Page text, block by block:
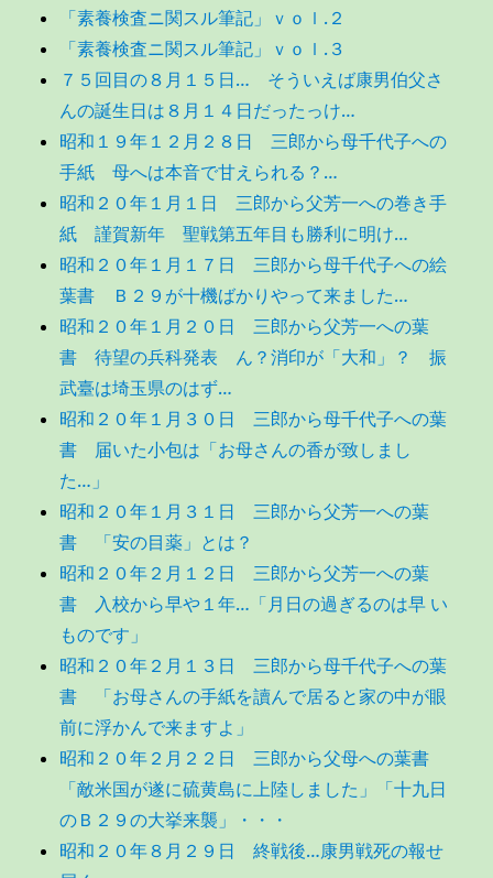
「素養検査ニ関スル筆記」ｖｏｌ.２
「素養検査ニ関スル筆記」ｖｏｌ.３
７５回目の８月１５日… そういえば康男伯父さ
んの誕生日は８月１４日だったっけ…
昭和１９年１２月２８日 三郎から母千代子への
手紙 母へは本音で甘えられる？…
昭和２０年１月１日 三郎から父芳一への巻き手
紙 謹賀新年 聖戦第五年目も勝利に明け…
昭和２０年１月１７日 三郎から母千代子への絵
葉書 Ｂ２９が十機ばかりやって来ました…
昭和２０年１月２０日 三郎から父芳一への葉
書 待望の兵科発表 ん？消印が「大和」？ 振
武臺は埼玉県のはず…
昭和２０年１月３０日 三郎から母千代子への葉
書 届いた小包は「お母さんの香が致しまし
た…」
昭和２０年１月３１日 三郎から父芳一への葉
書 「安の目薬」とは？
昭和２０年２月１２日 三郎から父芳一への葉
書 入校から早や１年…「月日の過ぎるのは早 い
ものです」
昭和２０年２月１３日 三郎から母千代子への葉
書 「お母さんの手紙を讀んで居ると家の中が眼
前に浮かんで来ますよ」
昭和２０年２月２２日 三郎から父母への葉書
「敵米国が遂に硫黄島に上陸しました」「十九日
のＢ２９の大挙来襲」・・・
昭和２０年８月２９日 終戦後…康男戦死の報せ